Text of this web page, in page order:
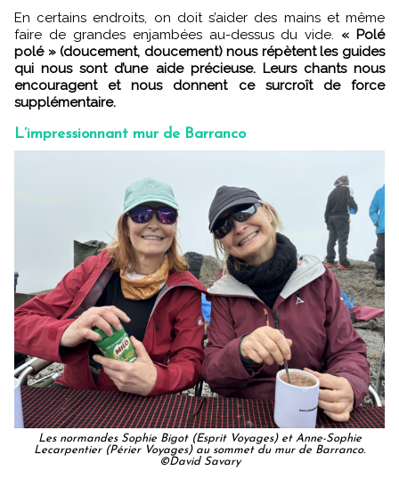
En certains endroits, on doit s’aider des mains et même
faire de grandes enjambées au-dessus du vide. « Polé
polé » (doucement, doucement) nous répètent les guides
qui nous sont d’une aide précieuse. Leurs chants nous
encouragent et nous donnent ce surcroît de force
supplémentaire.
L’impressionnant mur de Barranco
Les normandes Sophie Bigot (Esprit Voyages) et Anne-Sophie
Lecarpentier (Périer Voyages) au sommet du mur de Barranco.
©David Savary